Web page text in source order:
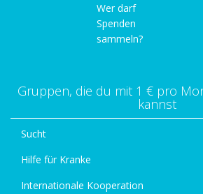
Wer darf
Spenden
sammeln?
Gruppen, die du mit 1 € pro
kannst
Sucht
Hilfe für Kranke
Internationale Kooperation